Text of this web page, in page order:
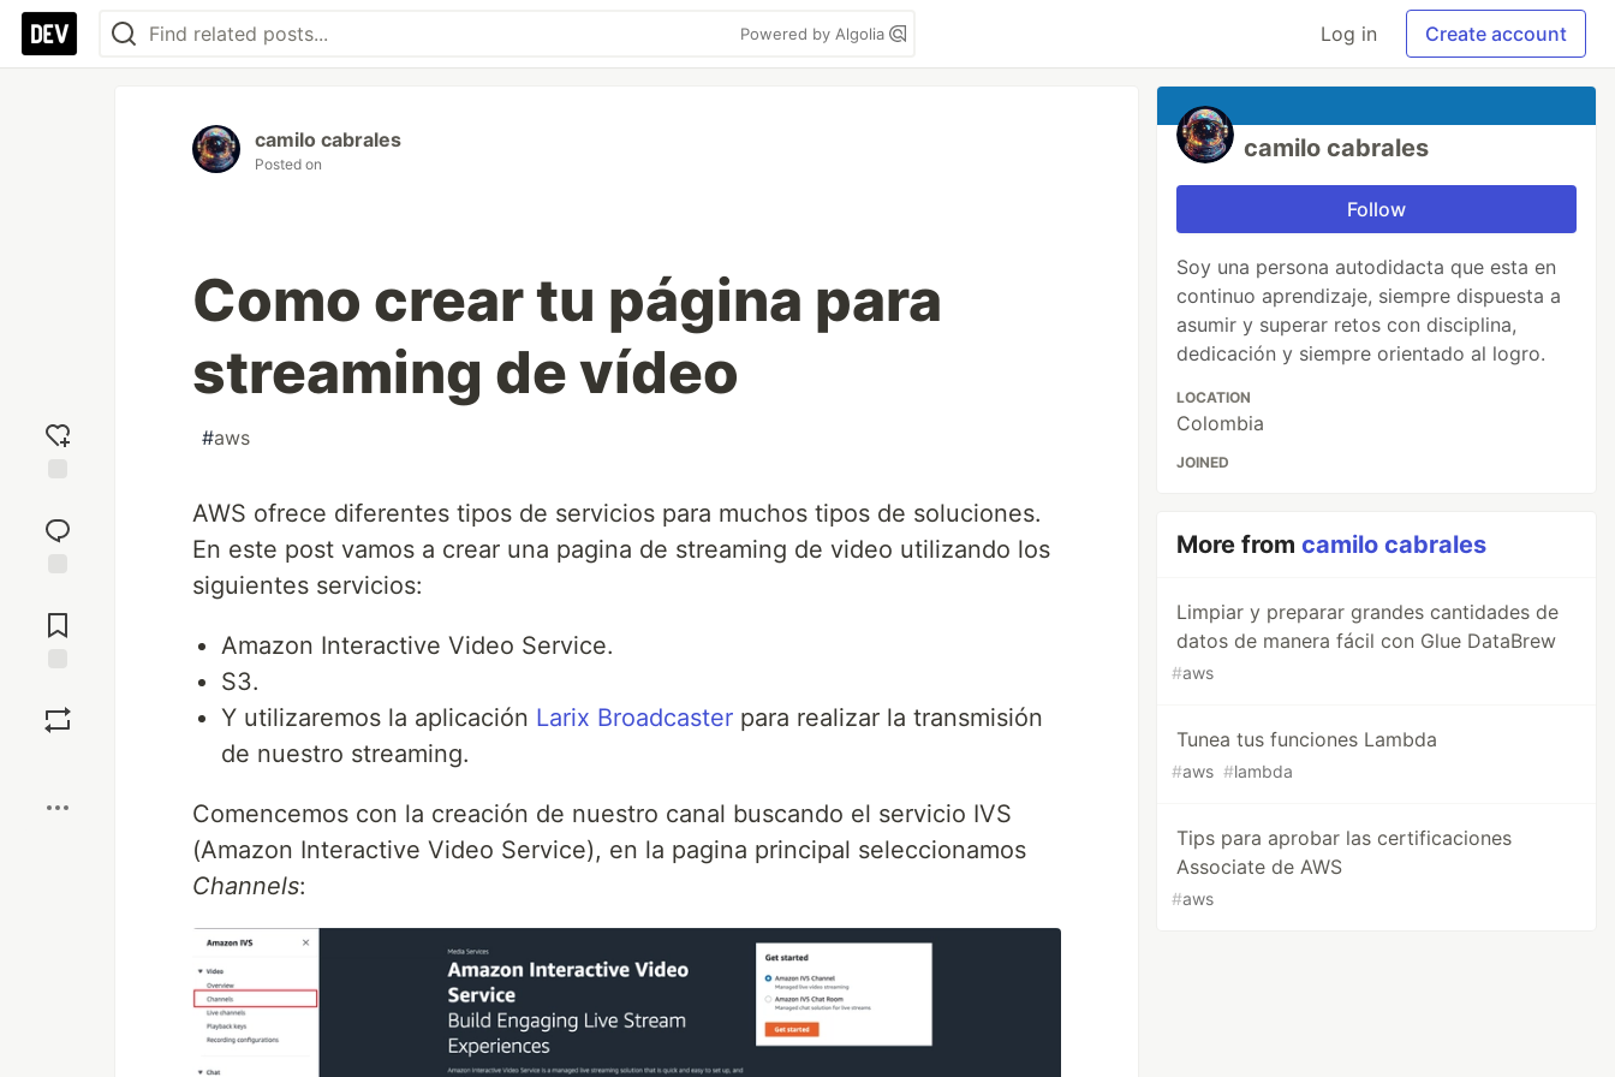
Powered by Algolia Log in Create account
reaction
Comments
camilo cabrales
Posted on
Como crear tu página para
streaming de vídeo
#aws
AWS ofrece diferentes tipos de servicios para muchos tipos de soluciones.
En este post vamos a crear una pagina de streaming de video utilizando los
siguientes servicios:
Amazon Interactive Video Service.
S3.
Y utilizaremos la aplicación Larix Broadcaster para realizar la transmisión
de nuestro streaming.
Comencemos con la creación de nuestro canal buscando el servicio IVS
(Amazon Interactive Video Service), en la pagina principal seleccionamos
Channels:
camilo cabrales
Follow
Soy una persona autodidacta que esta en
continuo aprendizaje, siempre dispuesta a
asumir y superar retos con disciplina,
dedicación y siempre orientado al logro.
LOCATION
Colombia
JOINED
More fromcamilo cabrales
Limpiar y preparar grandes cantidades de
datos de manera fácil con Glue DataBrew
#aws
Tunea tus funciones Lambda
#aws #lambda
Tips para aprobar las certificaciones
Associate de AWS
#aws